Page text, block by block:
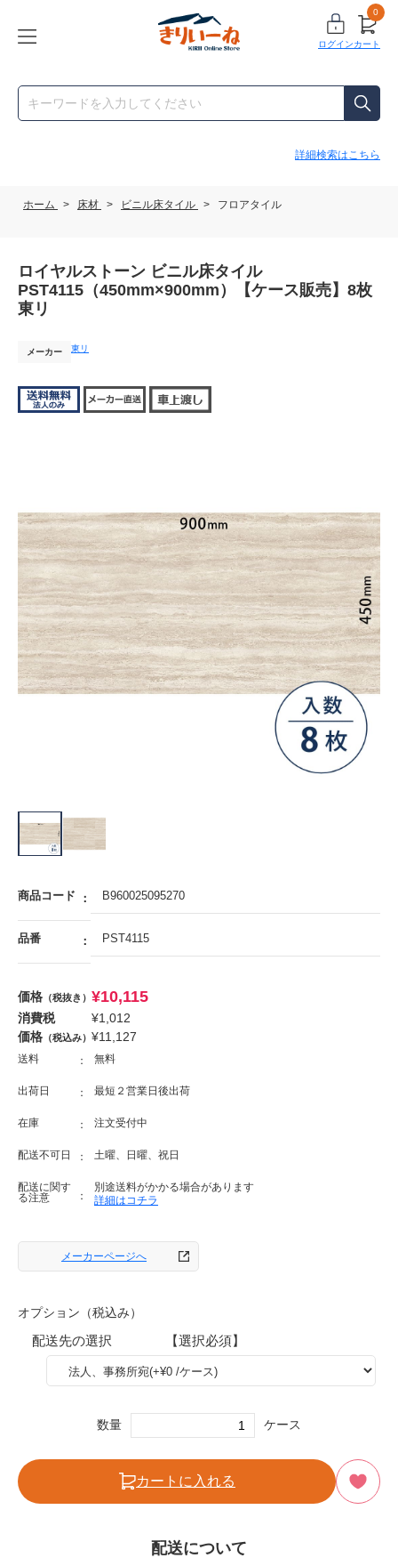
ログイン
0
カート
詳細検索はこちら
ホーム > 床材 > ビニル床タイル > フロアタイル
ロイヤルストーン ビニル床タイル
PST4115（450mm×900mm）【ケース販売】8枚
東リ
メーカー 東リ
商品コード B960025095270
品番 PST4115
価格 （税抜き） ¥10,115
消費税 ¥1,012
価格 （税込み） ¥11,127
送料 無料
出荷日 最短２営業日後出荷
在庫 注文受付中
配送不可日 土曜、日曜、祝日
配送に関す
る注意
別途送料がかかる場合があります
詳細はコチラ
メーカーページへ
オプション（税込み）
配送先の選択 【選択必須】
数量 ケース
カートに入れる
配送について